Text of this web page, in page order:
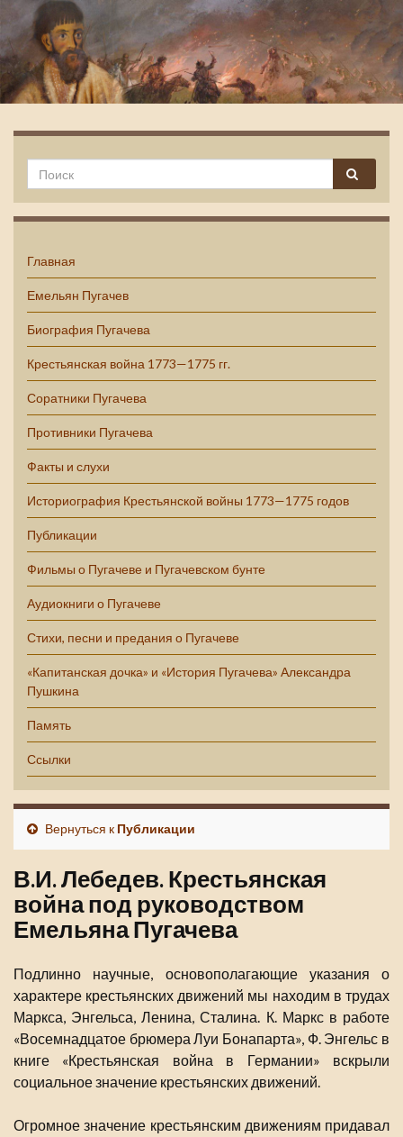
Емельян Пугачев
Главная
Емельян Пугачев
Биография Пугачева
Крестьянская война 1773—1775 гг.
Соратники Пугачева
Противники Пугачева
Факты и слухи
Историография Крестьянской войны 1773—1775 годов
Публикации
Фильмы о Пугачеве и Пугачевском бунте
Аудиокниги о Пугачеве
Стихи, песни и предания о Пугачеве
«Капитанская дочка» и «История Пугачева» Александра
Пушкина
Память
Ссылки
Вернуться к Публикации
В.И. Лебедев. Крестьянская
война под руководством
Емельяна Пугачева
Подлинно научные, основополагающие указания о
характере крестьянских движений мы находим в трудах
Маркса, Энгельса, Ленина, Сталина. К. Маркс в работе
«Восемнадцатое брюмера Луи Бонапарта», Ф. Энгельс в
книге «Крестьянская война в Германии» вскрыли
социальное значение крестьянских движений.
Огромное значение крестьянским движениям придавал